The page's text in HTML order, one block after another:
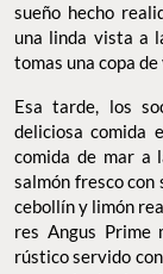
sueño hecho
una linda vista a
tomas una copa de
Esa tarde, los
deliciosa comida
comida de mar a
salmón fresco con
cebollín y limón
res Angus Prime
rústico servido